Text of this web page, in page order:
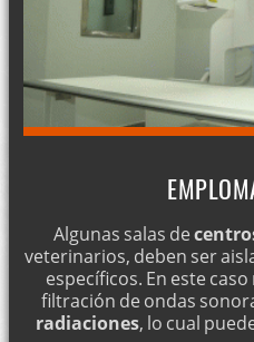
Algunas salas de
veterinarios, deben ser
específicos. En este
filtración de ondas
radiaciones, lo cual